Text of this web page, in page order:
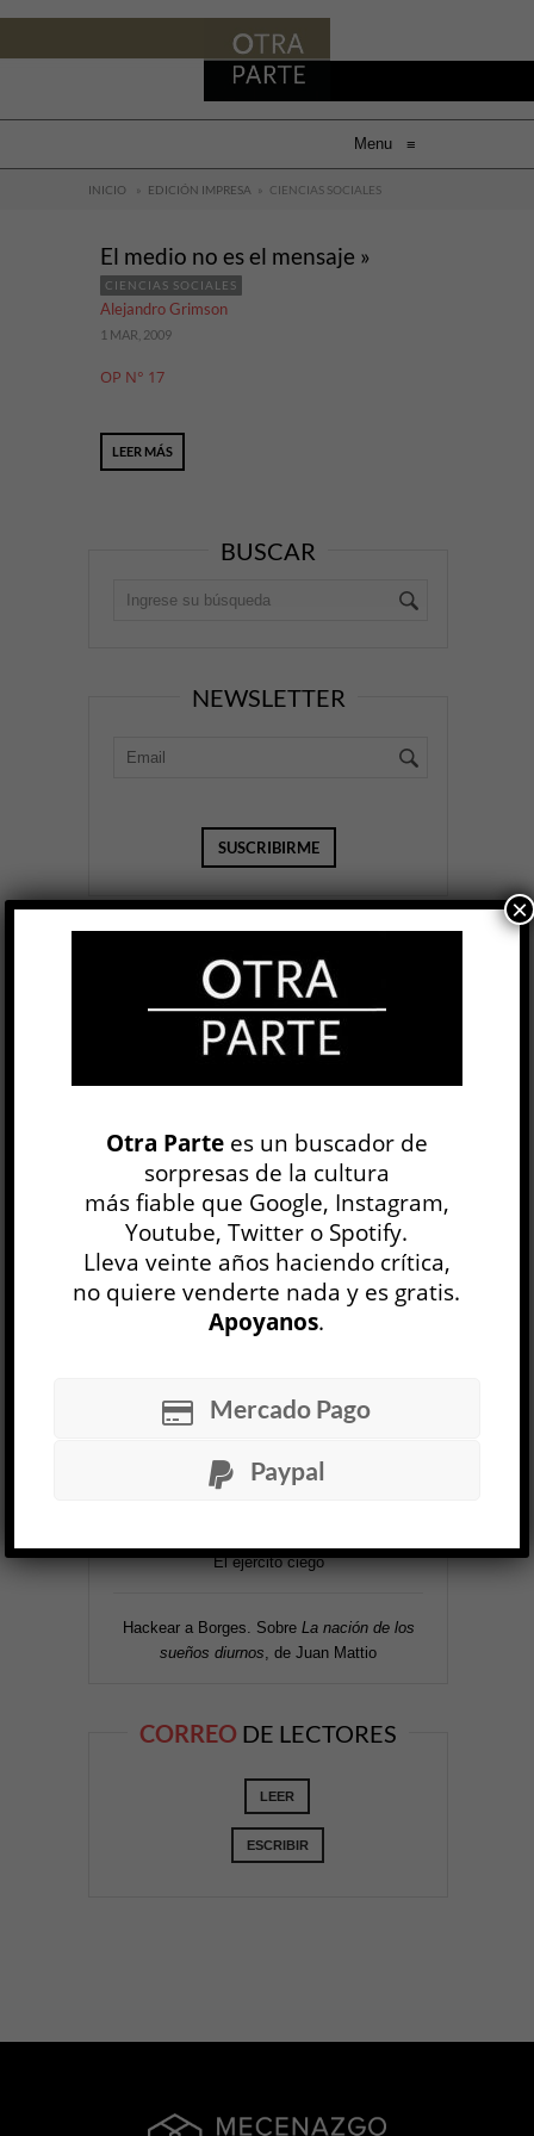
Menu ≡
INICIO » EDICIÓN IMPRESA » CIENCIAS SOCIALES
El medio no es el mensaje »
CIENCIAS SOCIALES
Alejandro Grimson
1 MAR, 2009
OP N° 17
LEER MÁS
BUSCAR
NEWSLETTER
30 NÚMEROS
ARCHIVOOP SEMANAL
LOSMÁS LEÍDOS
El ejército ciego
Hackear a Borges. Sobre La nación de los
sueños diurnos , de Juan Mattio
CORREO DE LECTORES
LEER
ESCRIBIR
Otra Partees un buscador de
sorpresas de la cultura
más fiable que Google, Instagram,
Youtube, Twitter o Spotify.
Lleva veinte años haciendo crítica,
no quiere venderte nada y es gratis.
Apoyanos.
Mercado Pago
Paypal
×